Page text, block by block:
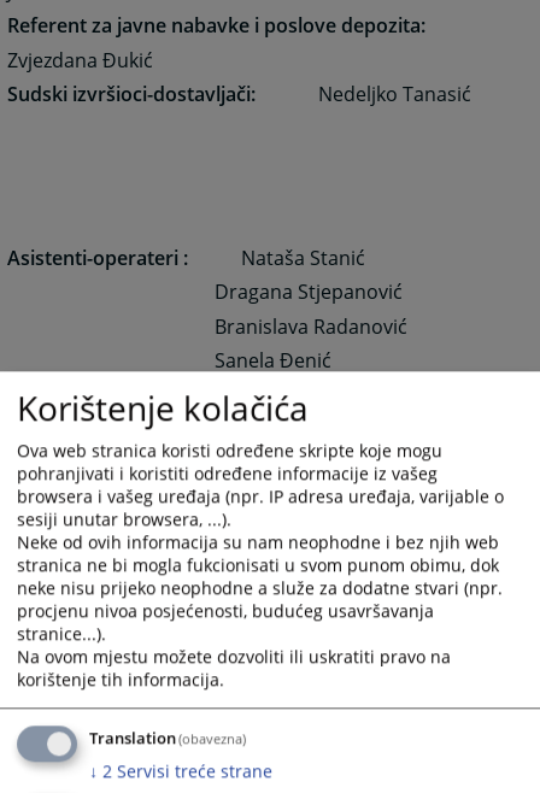
Referent za javne nabavke i poslove depozita:
Zvjezdana Đukić
Sudski izvršioci-dostavljači: Nedeljko Tanasić
Asistenti-operateri : Nataša Stanić
Dragana Stjepanović
Branislava Radanović
Sanela Đenić
Selma Tabaković
Željana Pijetlović
Vanja Nikolić
Daliborka Stevanović-Savić
Volonteri :-
Referent izvršenja:Dalibor Gvozdić
Ložač centralnog grijanja-kućni majstor:Zoran
Blagojčić
Referent na informacionom šalteru - vozač :
Tepić
Radnik na održavanju čistoće:
Đekić
Korištenje kolačića
Ova web stranica koristi određene skripte koje mogu
pohranjivati i koristiti određene informacije iz vašeg
browsera i vašeg uređaja (npr. IP adresa uređaja, varijable o
sesiji unutar browsera, ...).
Neke od ovih informacija su nam neophodne i bez njih web
stranica ne bi mogla fukcionisati u svom punom obimu, dok
neke nisu prijeko neophodne a služe za dodatne stvari (npr.
procjenu nivoa posjećenosti, budućeg usavršavanja
stranice...).
Na ovom mjestu možete dozvoliti ili uskratiti pravo na
korištenje tih informacija.
Translation(obavezna)
↓ 2 Servisi treće strane